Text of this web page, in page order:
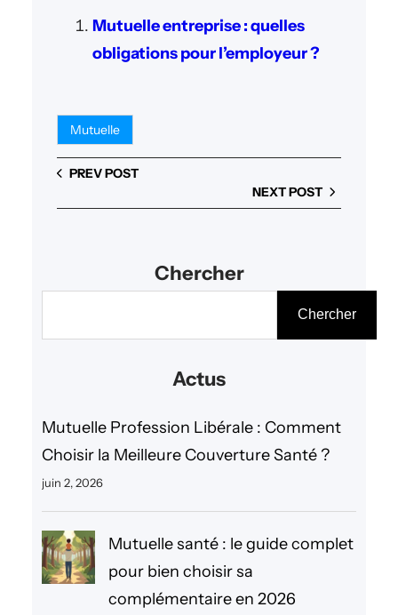
Mutuelle entreprise : quelles
obligations pour l’employeur ?
Mutuelle
PREV POST
NEXT POST
Chercher
c
h
r
Chercher
Actus
Mutuelle Profession Libérale : Comment
Choisir la Meilleure Couverture Santé ?
juin 2, 2026
Mutuelle santé : le guide complet
pour bien choisir sa
complémentaire en 2026